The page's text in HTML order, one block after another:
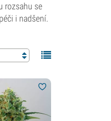
rozsahu se
i nadšení.